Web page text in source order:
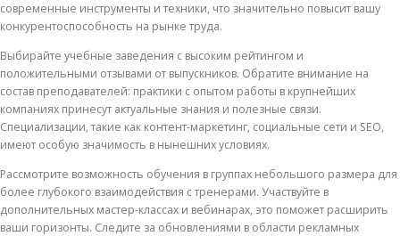
современные инструменты и техники, что значительно повысит вашу
конкурентоспособность на рынке труда.
Выбирайте учебные заведения с высоким рейтингом и
положительными отзывами от выпускников. Обратите внимание на
состав преподавателей: практики с опытом работы в крупнейших
компаниях принесут актуальные знания и полезные связи.
Специализации, такие как контент-маркетинг, социальные сети и SEO,
имеют особую значимость в нынешних условиях.
Рассмотрите возможность обучения в группах небольшого размера для
более глубокого взаимодействия с тренерами. Участвуйте в
дополнительных мастер-классах и вебинарах, это поможет расширить
ваши горизонты. Следите за обновлениями в области рекламных